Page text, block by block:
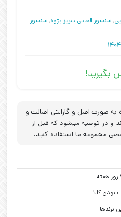
, سنسور القایی تبریز پژوه, سنسور
بگیرید!
به صورت اصل و گارانتی اصالت و
و در توصیه میشود که قبل از
مجموعه ما استفاده کنید.
بودن کالا
برندها